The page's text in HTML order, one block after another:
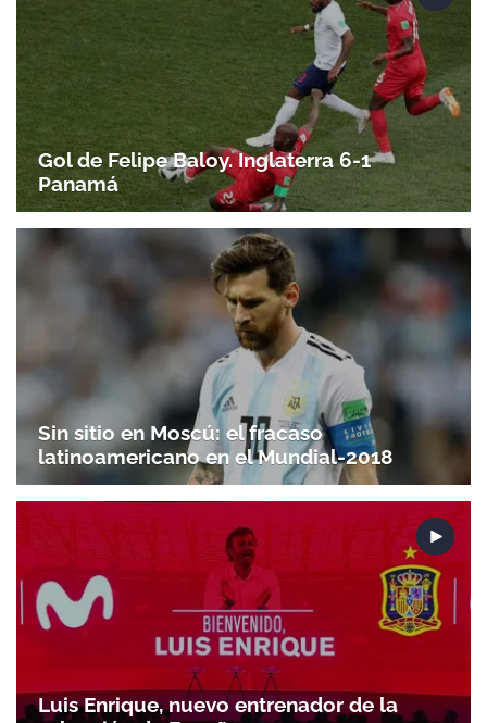
Gol de Felipe Baloy. Inglaterra 6-1
Panamá
Sin sitio en Moscú: el fracaso
latinoamericano en el Mundial-2018
Luis Enrique, nuevo entrenador de la